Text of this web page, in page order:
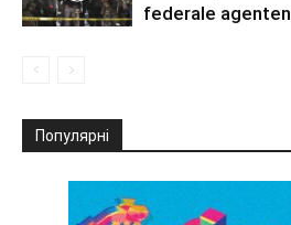
federale agenten
Популярні